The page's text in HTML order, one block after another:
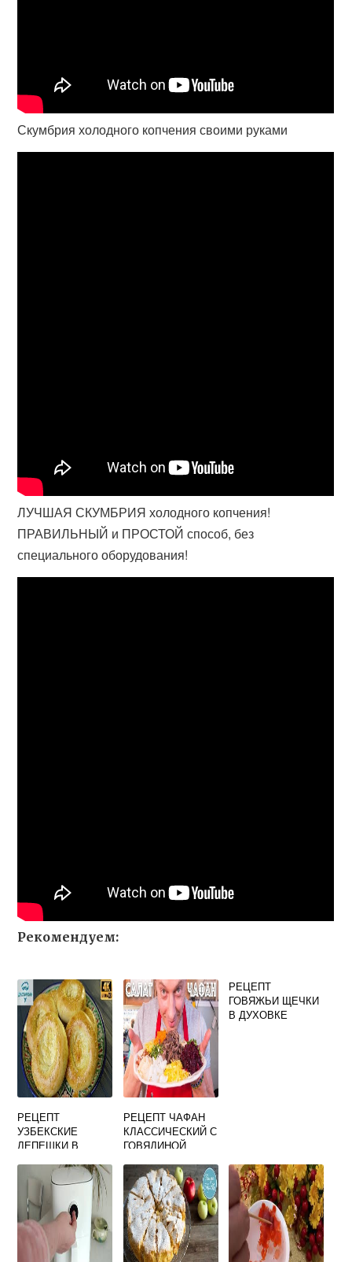
Скумбрия холодного копчения своими руками
ЛУЧШАЯ СКУМБРИЯ холодного копчения!
ПРАВИЛЬНЫЙ и ПРОСТОЙ способ, без
специального оборудования!
Рекомендуем:
РЕЦЕПТ
УЗБЕКСКИЕ
ЛЕПЕШКИ В
РЕЦЕПТ ЧАФАН
КЛАССИЧЕСКИЙ С
ГОВЯДИНОЙ
РЕЦЕПТ
ГОВЯЖЬИ ЩЕЧКИ
В ДУХОВКЕ